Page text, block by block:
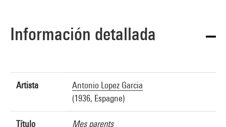
Información detallada
Artista
Antonio Lopez Garcia
(1936, Espagne)
Título
Mes parents